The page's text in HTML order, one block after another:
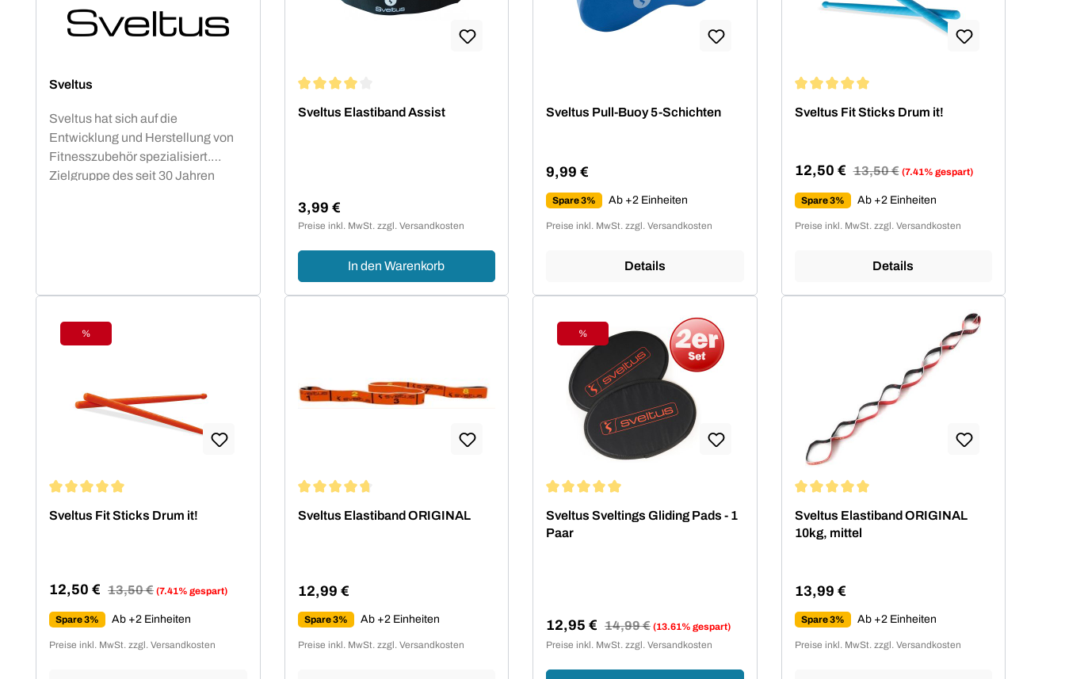
Sveltus
Sveltus hat sich auf die
Entwicklung und Herstellung von
Fitnesszubehör spezialisiert.
Zielgruppe des seit 30 Jahren
Physiotherapeuten und
Fitnessstudiobetreiber durch ihre
Sveltus Elastiband Assist
Regulärer Preis:
3,99 €
Preise inkl. MwSt. zzgl. Versandkosten
In den Warenkorb
Sveltus Pull-Buoy 5-Schichten
Regulärer Preis:
9,99 €
Spare 3% Ab +2 Einheiten
Preise inkl. MwSt. zzgl. Versandkosten
Details
Sveltus Fit Sticks Drum it!
Verkaufspreis:
12,50 € Regulärer Preis:
13,50 € (7.41% gespart)
Spare 3% Ab +2 Einheiten
Preise inkl. MwSt. zzgl. Versandkosten
Details
Rabatt
%
Sveltus Fit Sticks Drum it!
Verkaufspreis:
12,50 € Regulärer Preis:
13,50 € (7.41% gespart)
Spare 3% Ab +2 Einheiten
Preise inkl. MwSt. zzgl. Versandkosten
Sveltus Elastiband ORIGINAL
Regulärer Preis:
12,99 €
Spare 3% Ab +2 Einheiten
Preise inkl. MwSt. zzgl. Versandkosten
Rabatt
%
Sveltus Sveltings Gliding Pads - 1
Paar
Verkaufspreis:
12,95 € Regulärer Preis:
14,99 € (13.61% gespart)
Preise inkl. MwSt. zzgl. Versandkosten
Sveltus Elastiband ORIGINAL
10kg, mittel
Regulärer Preis:
13,99 €
Spare 3% Ab +2 Einheiten
Preise inkl. MwSt. zzgl. Versandkosten